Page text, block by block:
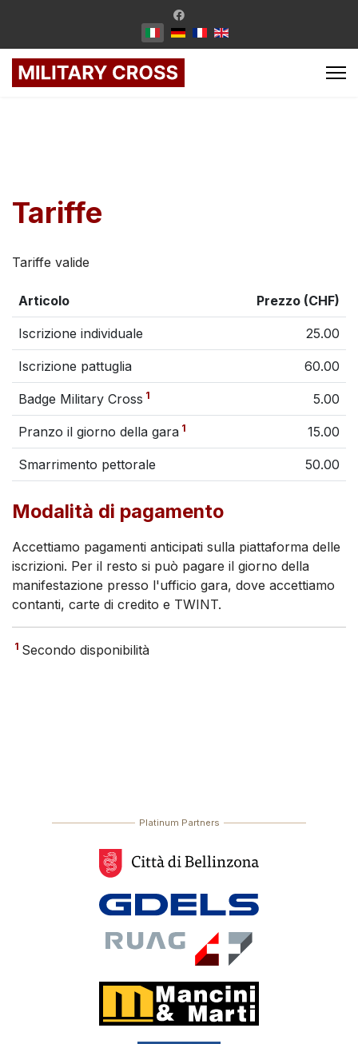
Tariffe
Tariffe valide
Articolo Prezzo (CHF)
Iscrizione individuale 25.00
Iscrizione pattuglia 60.00
Badge Military Cross 1 5.00
Pranzo il giorno della gara 1 15.00
Smarrimento pettorale 50.00
Modalità di pagamento
Accettiamo pagamenti anticipati sulla piattaforma delle
iscrizioni. Per il resto si può pagare il giorno della
manifestazione presso l'ufficio gara, dove accettiamo
contanti, carte di credito e TWINT.
1 Secondo disponibilità
Platinum Partners